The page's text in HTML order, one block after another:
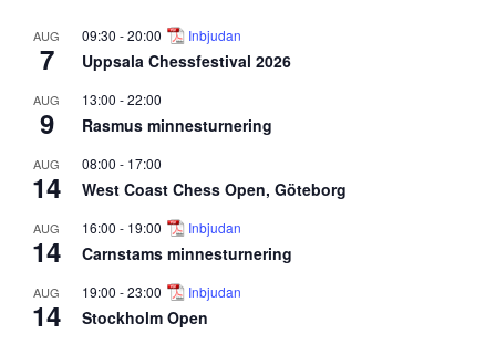
AUG
7
09:30 -20:00 Inbjudan
Uppsala Chessfestival 2026
AUG
9
13:00 -22:00
Rasmus minnesturnering
AUG
14
08:00 - 17:00
West Coast Chess Open, Göteborg
AUG
14
16:00 - 19:00 Inbjudan
Carnstams minnesturnering
AUG
14
19:00 -23:00 Inbjudan
Stockholm Open